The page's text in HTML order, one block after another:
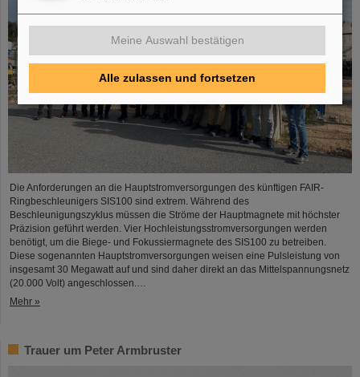
Die Anforderungen an die Hauptstromversorgungen des künftigen FAIR-
Ringbeschleunigers SIS100 sind extrem. Während des
Beschleunigungszyklus müssen die Ströme der Hauptmagnete mit höchster
Präzision geführt werden. Vier Hochleistungsstromversorgungen werden
benötigt, um die Biege- und Fokussiermagnete des SIS100 zu betreiben.
Diese sogenannten Hauptstromversorgungen weisen eine Pulsleistung von
insgesamt 30 Megawatt auf und sind daher direkt an das Mittelspannungsnetz
(20.000 Volt) angeschlossen.…
Mehr »
Trauer um Peter Armbruster
Meine Auswahl bestätigen
Alle zulassen und fortsetzen